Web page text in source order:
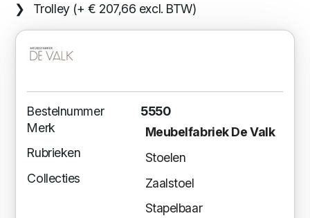
Trolley (+ € 207,66 excl. BTW)
Bestelnummer
5550
Merk
Meubelfabriek De Valk
Rubrieken
Stoelen
Collecties
Zaalstoel
Stapelbaar